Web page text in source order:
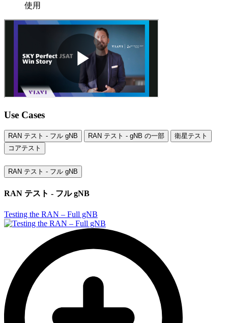
使用
Use Cases
RAN テスト - フル gNB RAN テスト - gNB の一部
衛星テスト
コアテスト
RAN テスト - フル gNB
RAN テスト - フル gNB
Testing the RAN – Full gNB